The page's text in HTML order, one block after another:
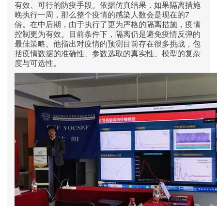
有效、可行的防疫手段。依据仿真结果，如果隔离措施
晚执行一周，那么整个疫情的感染人数会是现在的7
倍。在中后期，由于执行了更为严格的隔离措施，疫情
控制更为有效。目前条件下，隔离仍是避免疫情反弹的
最佳策略。他指出对疫情的预测目前存在很多挑战，包
括疫情数据的准确性、参数选取的真实性、模型的复杂
度与可选性。